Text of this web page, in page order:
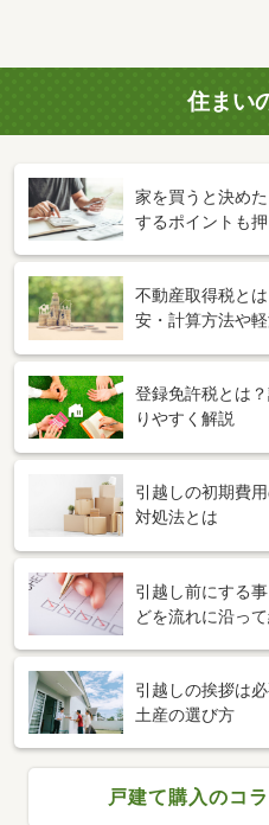
住まい
家を買うと決め
するポイントも
不動産取得税と
安・計算方法や
登録免許税とは
りやすく解説
引越しの初期費
対処法とは
引越し前にする
どを流れに沿っ
引越しの挨拶は
土産の選び方
戸建て購入のコ